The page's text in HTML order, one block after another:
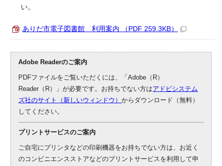
い。
ありだ市電子図書館 利用案内 （PDF 259.3KB）
Adobe Readerのご案内
PDFファイルをご覧いただくには、「Adobe（R）
Reader（R）」が必要です。お持ちでない方はアドビシステム
ズ社のサイト（新しいウィンドウ）からダウンロード（無料）
してください。
プリントサービスのご案内
ご自宅にプリンタなどの印刷機器をお持ちでない方は、お近く
のコンビニエンスストアなどのプリントサービスを利用して申